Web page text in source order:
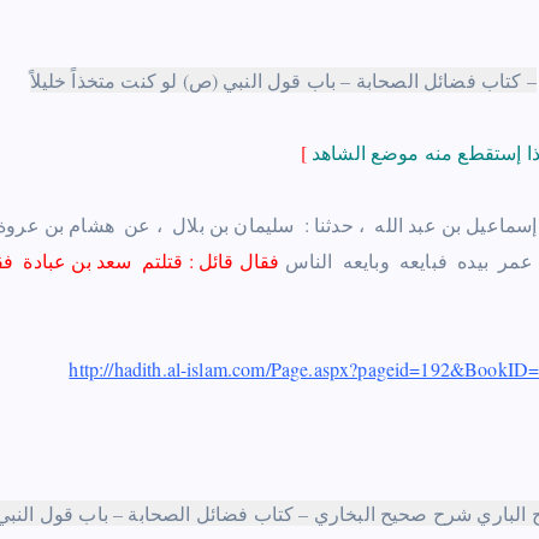
– كتاب فضائل الصحابة – باب قول النبي (ص) لو كنت متخذاً خليلاً
[
بن عبد الله ‏ ، حدثنا : ‏ ‏سليمان بن بلال ‏ ‏، عن ‏ ‏هشام بن
‏بيده ‏ ‏فبايعه ‏ ‏وبايعه ‏ ‏الناس فقال قائل : قتلتم ‏ ‏سعد بن عبادة
http://hadith.al-islam.com/
الباري شرح صحيح البخاري – كتاب فضائل الصحابة – باب قول